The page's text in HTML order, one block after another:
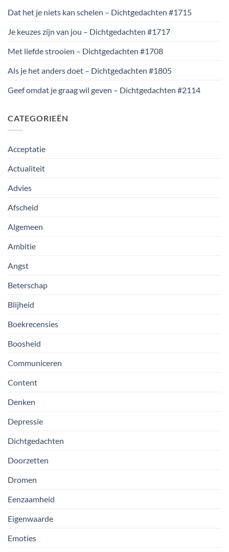
Dat het je niets kan schelen – Dichtgedachten #1715
Je keuzes zijn van jou – Dichtgedachten #1717
Met liefde strooien – Dichtgedachten #1708
Als je het anders doet – Dichtgedachten #1805
Geef omdat je graag wil geven – Dichtgedachten #2114
CATEGORIEËN
Acceptatie
Actualiteit
Advies
Afscheid
Algemeen
Ambitie
Angst
Beterschap
Blijheid
Boekrecensies
Boosheid
Communiceren
Content
Denken
Depressie
Dichtgedachten
Doorzetten
Dromen
Eenzaamheid
Eigenwaarde
Emoties